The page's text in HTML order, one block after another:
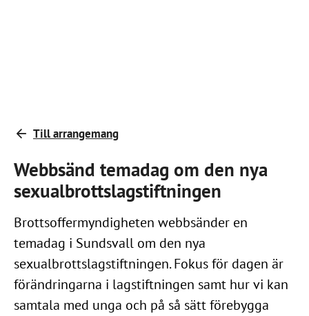
Till arrangemang
Webbsänd temadag om den nya
sexualbrottslagstiftningen
Brottsoffermyndigheten webbsänder en
temadag i Sundsvall om den nya
sexualbrottslagstiftningen. Fokus för dagen är
förändringarna i lagstiftningen samt hur vi kan
samtala med unga och på så sätt förebygga